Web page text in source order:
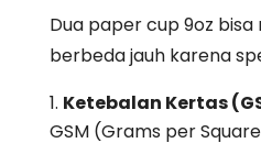
Dua paper cup 9oz
berbeda jauh karena
Ketebalan Kertas
GSM (Grams per